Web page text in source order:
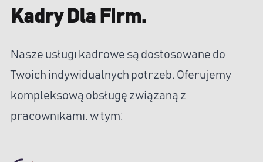
Kadry Dla Firm.
Nasze usługi kadrowe są dostosowane do
Twoich indywidualnych potrzeb. Oferujemy
kompleksową obsługę związaną z
pracownikami, w tym: